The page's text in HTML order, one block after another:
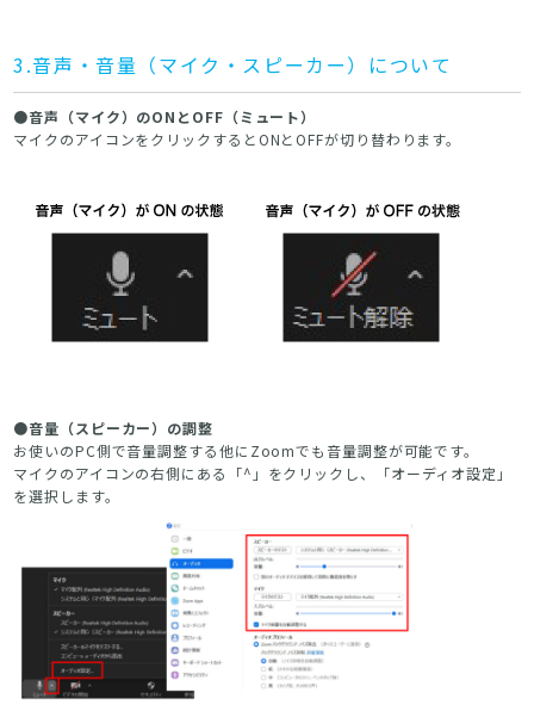
3.音声・音量（マイク・スピーカー）について
●音声（マイク）のONとOFF（ミュート）
マイクのアイコンをクリックするとONとOFFが切り替わります。
●音量（スピーカー）の調整
お使いのPC側で音量調整する他にZoomでも音量調整が可能です。
マイクのアイコンの右側にある「^」をクリックし、「オーディオ設定」
を選択します。